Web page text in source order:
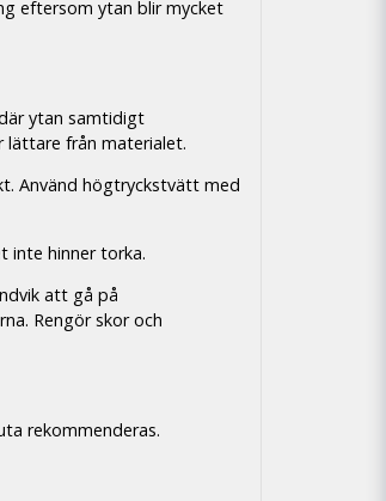
eftersom ytan blir mycket
ytan samtidigt
lättare från materialet.
Använd högtryckstvätt med
inte hinner torka.
att gå på
Rengör skor och
rekommenderas.